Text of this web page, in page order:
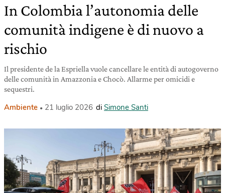
In Colombia l’autonomia delle
comunità indigene è di nuovo a
rischio
Il presidente de la Espriella vuole cancellare le entità di autogoverno
delle comunità in Amazzonia e Chocò. Allarme per omicidi e
sequestri.
Ambiente 21 luglio 2026 di Simone Santi